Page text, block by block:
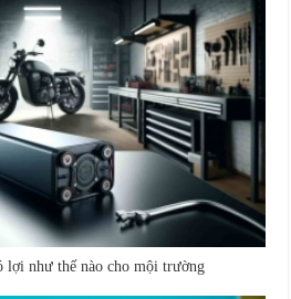
lợi như thế nào cho mội trường